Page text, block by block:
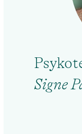
Signe